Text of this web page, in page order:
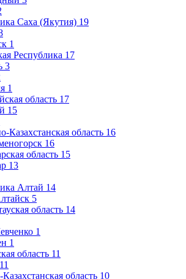
Саха (Якутия) 19
1
Республика 17
3
1
область 17
15
Казахстанская область 16
16
область 15
13
Алтай 14
5
область 14
1
1
область 11
11
область 10